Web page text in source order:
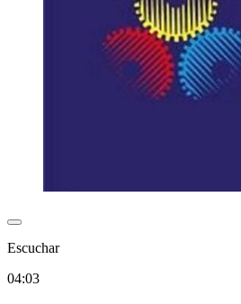
Escuchar
04:03